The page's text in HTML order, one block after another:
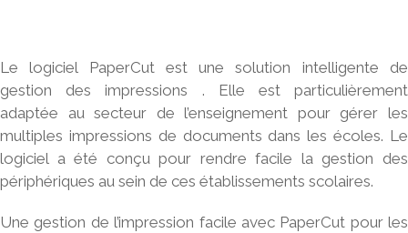
Le logiciel PaperCut est une solution intelligente de
gestion des impressions . Elle est particulièrement
adaptée au secteur de l’enseignement pour gérer les
multiples impressions de documents dans les écoles. Le
logiciel a été conçu pour rendre facile la gestion des
périphériques au sein de ces établissements scolaires.
Une gestion de l’impression facile avec PaperCut pour les